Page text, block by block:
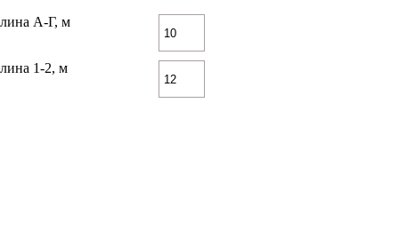
А-Г, м
1-2, м